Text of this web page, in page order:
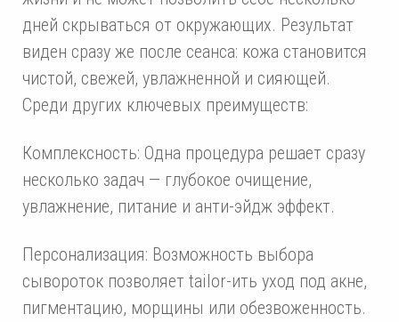
дней скрываться от окружающих. Результат
виден сразу же после сеанса: кожа становится
чистой, свежей, увлажненной и сияющей.
Среди других ключевых преимуществ:
Комплексность: Одна процедура решает сразу
несколько задач — глубокое очищение,
увлажнение, питание и анти-эйдж эффект.
Персонализация: Возможность выбора
сывороток позволяет tailor-ить уход под акне,
пигментацию, морщины или обезвоженность.